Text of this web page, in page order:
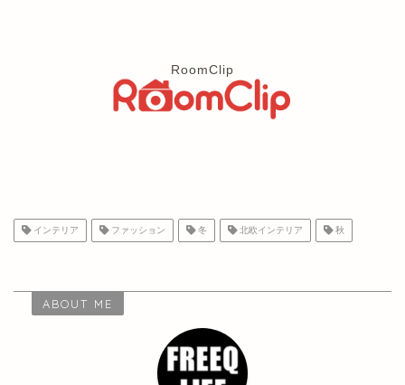
RoomClip
インテリア ファッション 冬 北欧インテリア 秋
ABOUT ME